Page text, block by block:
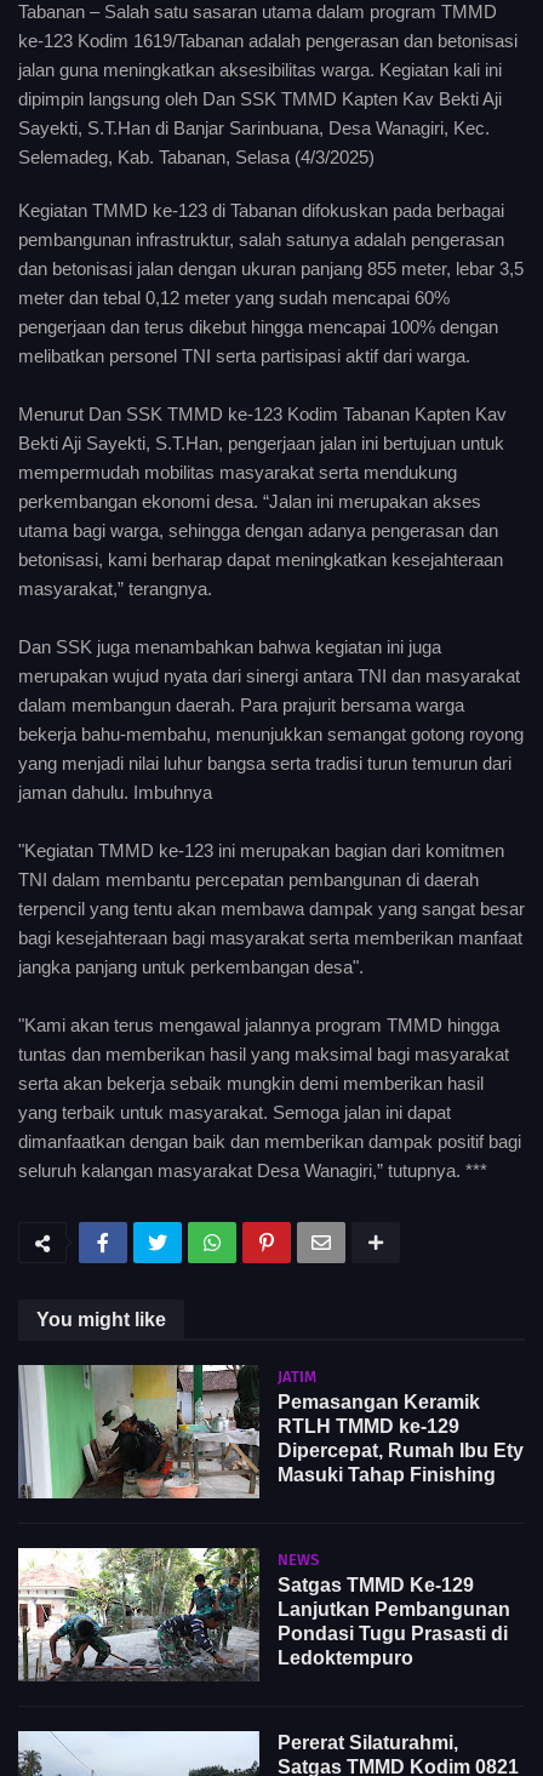
Tabanan – Salah satu sasaran utama dalam program TMMD
ke-123 Kodim 1619/Tabanan adalah pengerasan dan betonisasi
jalan guna meningkatkan aksesibilitas warga. Kegiatan kali ini
dipimpin langsung oleh Dan SSK TMMD Kapten Kav Bekti Aji
Sayekti, S.T.Han di Banjar Sarinbuana, Desa Wanagiri, Kec.
Selemadeg, Kab. Tabanan, Selasa (4/3/2025)
Kegiatan TMMD ke-123 di Tabanan difokuskan pada berbagai
pembangunan infrastruktur, salah satunya adalah pengerasan
dan betonisasi jalan dengan ukuran panjang 855 meter, lebar 3,5
meter dan tebal 0,12 meter yang sudah mencapai 60%
pengerjaan dan terus dikebut hingga mencapai 100% dengan
melibatkan personel TNI serta partisipasi aktif dari warga.
Menurut Dan SSK TMMD ke-123 Kodim Tabanan Kapten Kav
Bekti Aji Sayekti, S.T.Han, pengerjaan jalan ini bertujuan untuk
mempermudah mobilitas masyarakat serta mendukung
perkembangan ekonomi desa. “Jalan ini merupakan akses
utama bagi warga, sehingga dengan adanya pengerasan dan
betonisasi, kami berharap dapat meningkatkan kesejahteraan
masyarakat,” terangnya.
Dan SSK juga menambahkan bahwa kegiatan ini juga
merupakan wujud nyata dari sinergi antara TNI dan masyarakat
dalam membangun daerah. Para prajurit bersama warga
bekerja bahu-membahu, menunjukkan semangat gotong royong
yang menjadi nilai luhur bangsa serta tradisi turun temurun dari
jaman dahulu. Imbuhnya
"Kegiatan TMMD ke-123 ini merupakan bagian dari komitmen
TNI dalam membantu percepatan pembangunan di daerah
terpencil yang tentu akan membawa dampak yang sangat besar
bagi kesejahteraan bagi masyarakat serta memberikan manfaat
jangka panjang untuk perkembangan desa".
"Kami akan terus mengawal jalannya program TMMD hingga
tuntas dan memberikan hasil yang maksimal bagi masyarakat
serta akan bekerja sebaik mungkin demi memberikan hasil
yang terbaik untuk masyarakat. Semoga jalan ini dapat
dimanfaatkan dengan baik dan memberikan dampak positif bagi
seluruh kalangan masyarakat Desa Wanagiri,” tutupnya. ***
You might like
JATIM
Pemasangan Keramik
RTLH TMMD ke-129
Dipercepat, Rumah Ibu Ety
Masuki Tahap Finishing
NEWS
Satgas TMMD Ke-129
Lanjutkan Pembangunan
Pondasi Tugu Prasasti di
Ledoktempuro
Pererat Silaturahmi,
Satgas TMMD Kodim 0821